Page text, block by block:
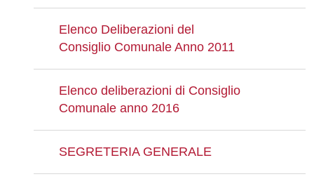
Elenco Deliberazioni del
Consiglio Comunale Anno 2011
Elenco deliberazioni di Consiglio
Comunale anno 2016
SEGRETERIA GENERALE